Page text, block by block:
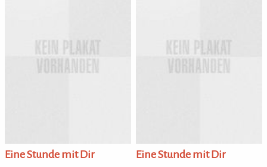
Eine Stunde mit Dir Eine Stunde mit Dir